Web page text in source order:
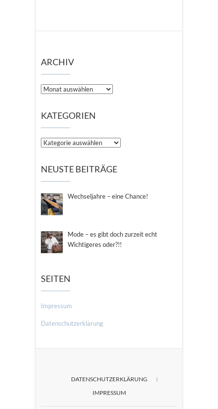
ARCHIV
Archiv
KATEGORIEN
Kategorien
NEUSTE BEITRÄGE
Wechseljahre – eine Chance!
Mode – es gibt doch zurzeit echt
Wichtigeres oder?!!
SEITEN
Impressum
Datenschutzerklärung
DATENSCHUTZERKLÄRUNG
IMPRESSUM